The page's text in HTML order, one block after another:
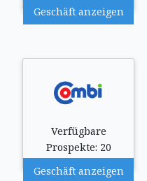
Geschäft anzeigen
Verfügbare
Prospekte: 20
Geschäft anzeigen